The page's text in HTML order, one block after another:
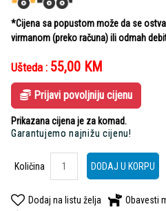
*Cijena sa popustom može da se
virmanom (preko računa) ili odmah
Ušteda : 55,00 KM
Prijavi povoljniju cijenu
Prikazana cijena je za komad.
Garantujemo najnižu cijenu!
Količina DODAJ U KORPU
Dodaj na listu želja
Obavesti